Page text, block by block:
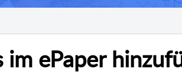
im ePaper